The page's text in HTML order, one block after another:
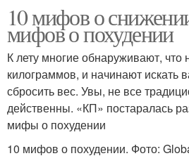
10 мифов о
мифов о похудении
К лету многие обнаруживают,
килограммов, и начинают искать
сбросить вес. Увы, не все
действенны. «КП» постаралась
мифы о похудении
10 мифов о похудении. Фото: